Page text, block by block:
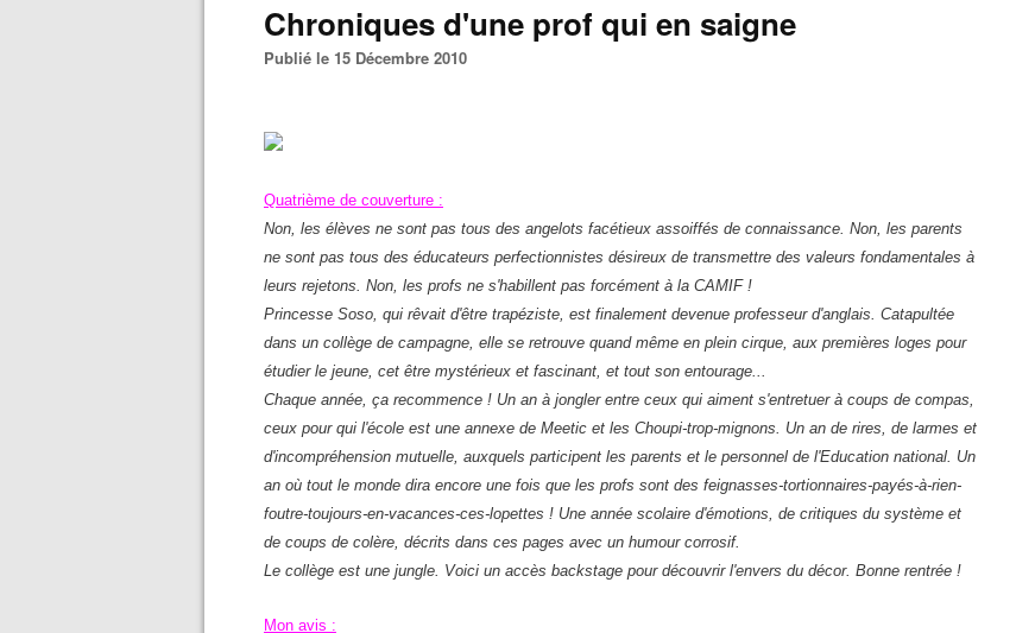
Chroniques d'une prof qui en saigne
Publié le 15 Décembre 2010
Quatrième de couverture :
Non, les élèves ne sont pas tous des angelots facétieux assoiffés de connaissance. Non, les parents
ne sont pas tous des éducateurs perfectionnistes désireux de transmettre des valeurs fondamentales à
leurs rejetons. Non, les profs ne s'habillent pas forcément à la CAMIF !
Princesse Soso, qui rêvait d'être trapéziste, est finalement devenue professeur d'anglais. Catapultée
dans un collège de campagne, elle se retrouve quand même en plein cirque, aux premières loges pour
étudier le jeune, cet être mystérieux et fascinant, et tout son entourage...
Chaque année, ça recommence ! Un an à jongler entre ceux qui aiment s'entretuer à coups de compas,
ceux pour qui l'école est une annexe de Meetic et les Choupi-trop-mignons. Un an de rires, de larmes et
d'incompréhension mutuelle, auxquels participent les parents et le personnel de l'Education national. Un
an où tout le monde dira encore une fois que les profs sont des feignasses-tortionnaires-payés-à-rien-
foutre-toujours-en-vacances-ces-lopettes ! Une année scolaire d'émotions, de critiques du système et
de coups de colère, décrits dans ces pages avec un humour corrosif.
Le collège est une jungle. Voici un accès backstage pour découvrir l'envers du décor. Bonne rentrée !
Mon avis :